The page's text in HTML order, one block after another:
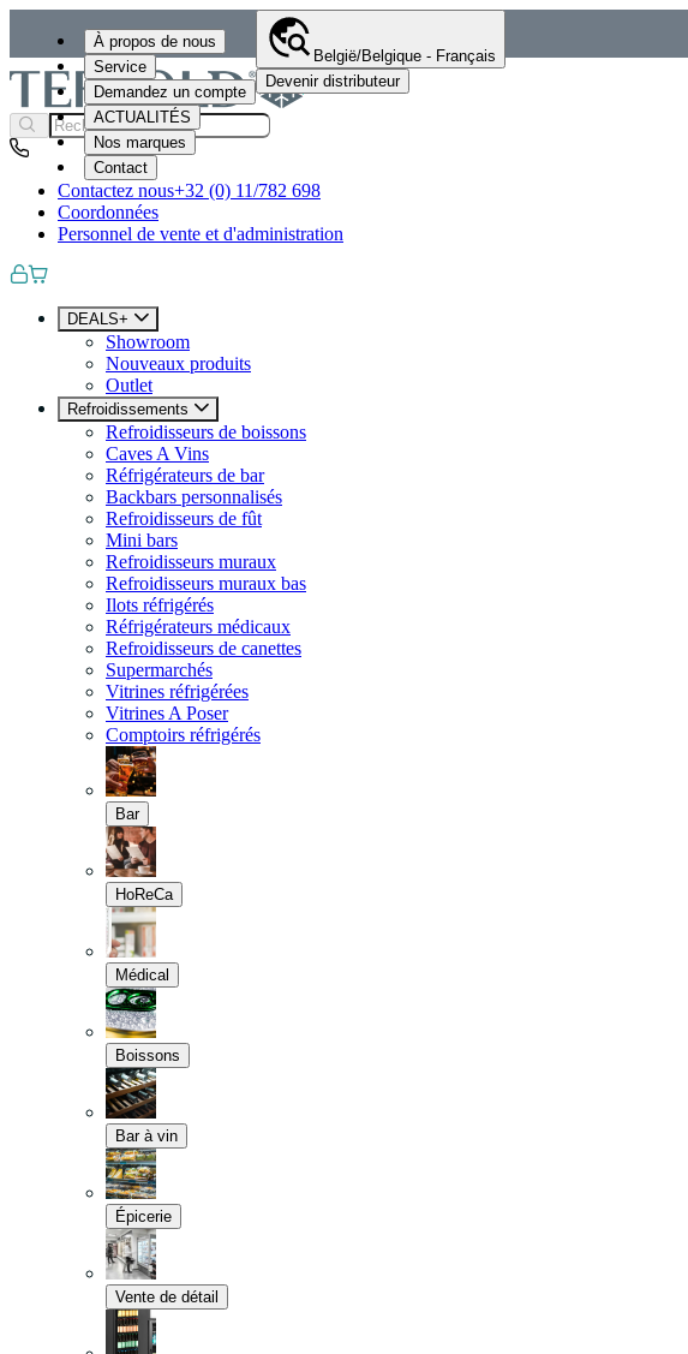
À propos de nous
Service
Demandez un compte
ACTUALITÉS
Nos marques
Contact
België/Belgique - Français
Devenir distributeur
Contactez nous+32 (0) 11/782 698
Coordonnées
Personnel de vente et d'administration
DEALS+
Showroom
Nouveaux produits
Outlet
Refroidissements
Refroidisseurs de boissons
Caves A Vins
Réfrigérateurs de bar
Backbars personnalisés
Refroidisseurs de fût
Mini bars
Refroidisseurs muraux
Refroidisseurs muraux bas
Ilots réfrigérés
Réfrigérateurs médicaux
Refroidisseurs de canettes
Supermarchés
Vitrines réfrigérées
Vitrines A Poser
Comptoirs réfrigérés
Bar
HoReCa
Médical
Boissons
Bar à vin
Épicerie
Vente de détail